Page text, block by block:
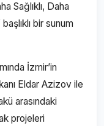
Sağlıklı, Daha
bir sunum
İzmir’in
Eldar Azizov ile
arasındaki
projeleri